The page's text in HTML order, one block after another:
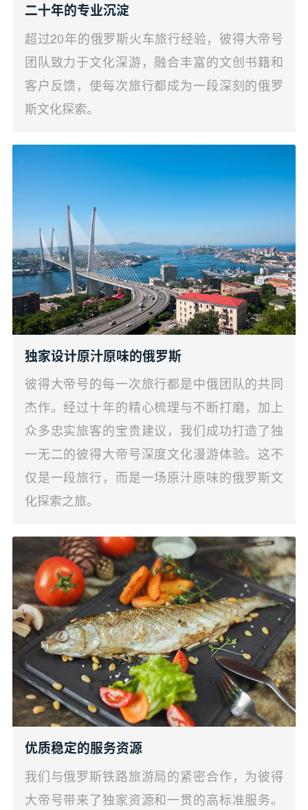
二十年的专业沉淀
超过20年的俄罗斯火车旅行经验，彼得大帝号
团队致力于文化深游，融合丰富的文创书籍和
客户反馈，使每次旅行都成为一段深刻的俄罗
斯文化探索。
独家设计原汁原味的俄罗斯
彼得大帝号的每一次旅行都是中俄团队的共同
杰作。经过十年的精心梳理与不断打磨，加上
众多忠实旅客的宝贵建议，我们成功打造了独
一无二的彼得大帝号深度文化漫游体验。这不
仅是一段旅行，而是一场原汁原味的俄罗斯文
化探索之旅。
优质稳定的服务资源
我们与俄罗斯铁路旅游局的紧密合作，为彼得
大帝号带来了独家资源和一贯的高标准服务。